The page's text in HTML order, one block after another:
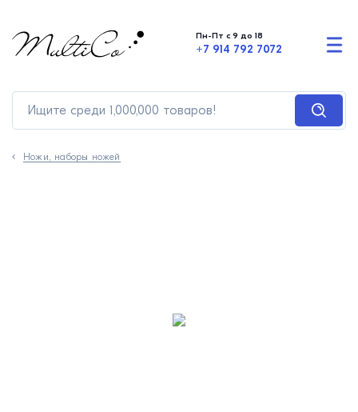
Пн-Пт с 9 до 18
+7 914 792 7072
Ножи, наборы ножей